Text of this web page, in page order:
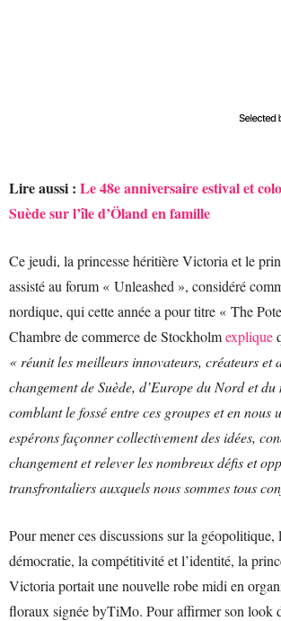
Lire aussi : Le 48e anniversaire estival et
Suède sur l’île d’Öland en famille
Ce jeudi, la princesse héritière Victoria et le
assisté au forum « Unleashed », considéré
nordique, qui cette année a pour titre « The
Chambre de commerce de Stockholmexplique
« réunit les meilleurs innovateurs, créateurs et
changement de Suède, d’Europe du Nord et
comblant le fossé entre ces groupes et en nous
espérons façonner collectivement des idées,
changement et relever les nombreux défis et
transfrontaliers auxquels nous sommes tous
Pour mener ces discussions sur la géopolitique,
démocratie, la compétitivité et l’identité, la
Victoria portait une nouvelle robe midi en
floraux signée byTiMo. Pour affirmer son look